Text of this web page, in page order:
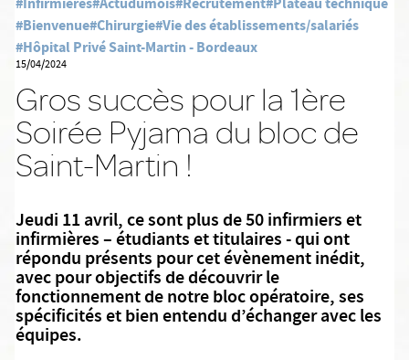
#Bienvenue#Chirurgie#Vie des établissements/salariés
#Hôpital Privé Saint-Martin - Bordeaux
15/04/2024
Gros succès pour la 1ère
Soirée Pyjama du bloc de
Saint-Martin !
Jeudi 11 avril, ce sont plus de 50 infirmiers et
infirmières – étudiants et titulaires - qui ont
répondu présents pour cet évènement inédit,
avec pour objectifs de découvrir le
fonctionnement de notre bloc opératoire, ses
spécificités et bien entendu d’échanger avec les
équipes.